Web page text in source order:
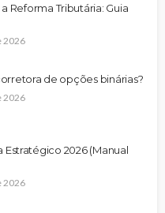
Reforma Tributária: Guia
2026
de opções binárias?
2026
Estratégico 2026 (Manual
2026